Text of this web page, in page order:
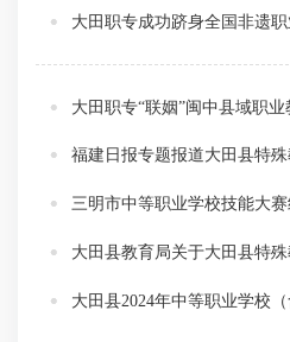
大田职专成功跻身全国非遗职
大田职专“联姻”闽中县域职
福建日报专题报道大田县特